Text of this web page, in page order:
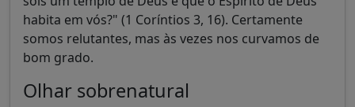
habita em vós?" (1 Coríntios 3, 16). Certamente
somos relutantes, mas às vezes nos curvamos de
bom grado.
Olhar sobrenatural